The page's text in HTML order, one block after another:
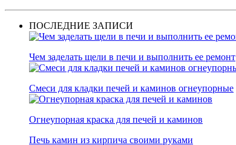
ПОСЛЕДНИЕ ЗАПИСИ
Чем заделать щели в печи и выполнить ее ремонт
Смеси для кладки печей и каминов огнеупорные
Огнеупорная краска для печей и каминов
Печь камин из кирпича своими руками